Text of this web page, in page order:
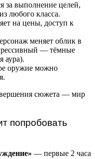
за выполнение целей,
любого класса.
на цены, доступ к
меняет облик в
— тёмные
аура).
оружие можно
сюжета — мир
попробовать
— первые 2 часа